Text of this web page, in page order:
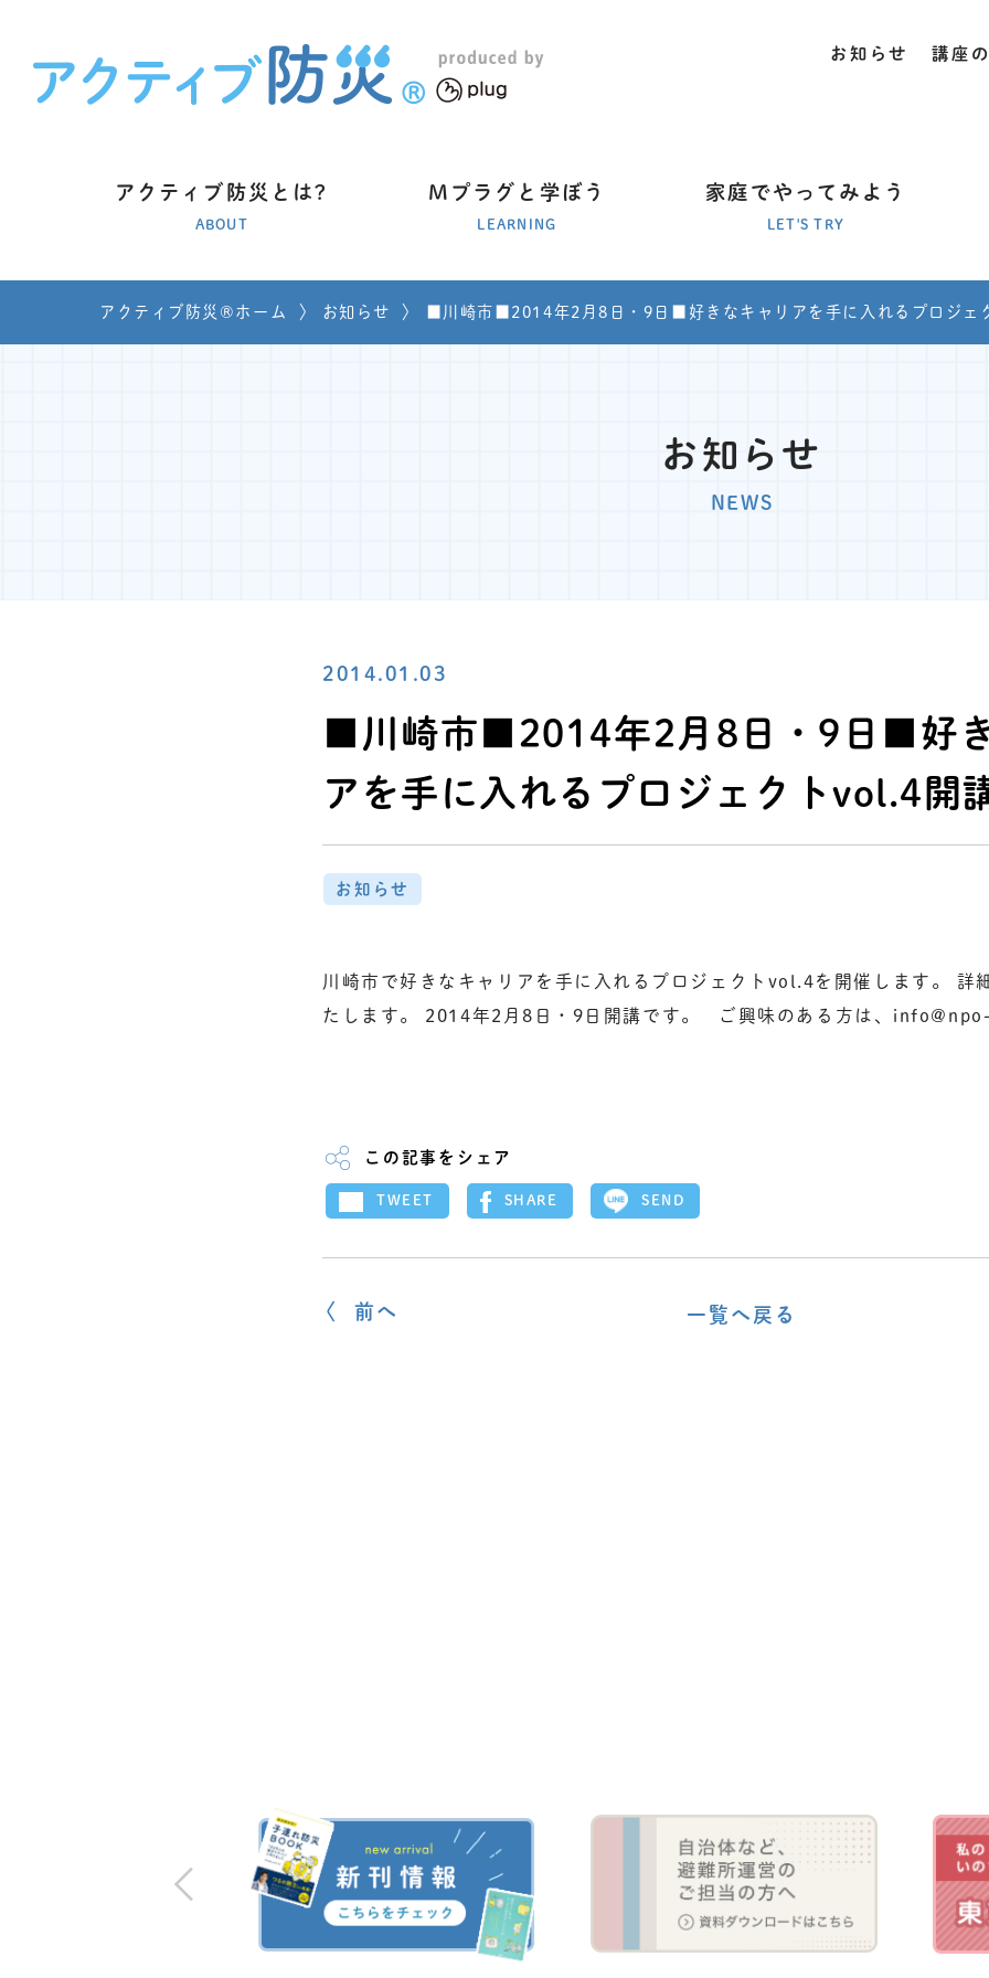
アクティブ防災とは?
ABOUT
Mプラグと学ぼう
LEARNING
家庭でやってみよう
LET'S TRY
お知らせ 講座
アクティブ防災®ホーム 〉 お知らせ 〉 ■川崎市■2014年2月8日・9日■好きなキャリアを手に入れるプロジェ
お知らせ
NEWS
2014.01.03
■川崎市■2014年2月8日・9日■好
アを手に入れるプロジェクトvol.4開
お知らせ
川崎市で好きなキャリアを手に入れるプロジェクトvol.4を開催します。 詳
たします。 2014年2月8日・9日開講です。 ご興味のある方は、
この記事をシェア
TWEET SHARE SEND
一覧へ戻る